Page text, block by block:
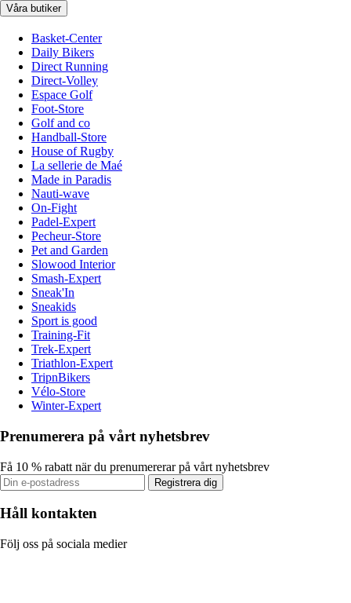
Våra butiker
Basket-Center
Daily Bikers
Direct Running
Direct-Volley
Espace Golf
Foot-Store
Golf and co
Handball-Store
House of Rugby
La sellerie de Maé
Made in Paradis
Nauti-wave
On-Fight
Padel-Expert
Pecheur-Store
Pet and Garden
Slowood Interior
Smash-Expert
Sneak'In
Sneakids
Sport is good
Training-Fit
Trek-Expert
Triathlon-Expert
TripnBikers
Vélo-Store
Winter-Expert
Prenumerera på vårt nyhetsbrev
Få 10 % rabatt när du prenumererar på vårt nyhetsbrev
Registrera dig
Håll kontakten
Följ oss på sociala medier